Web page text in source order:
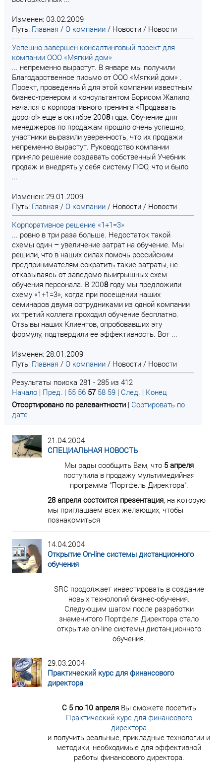
Изменен: 03.02.2009
Путь: Главная / О компании / Новости / Новости
Успешно завершен консалтинговый проект для
компании ООО «Мягкий дом»
... непременно вырастут. В январе мы получили
Благодарственное письмо от ООО «Мягкий дом» .
Проект, проведенный для этой компании известным
бизнес-тренером и консультантом Борисом Жалило,
начался с корпоративного тренинга «Продавать
дорого!» еще в октябре 2008года. Обучение для
менеджеров по продажам прошло очень успешно,
участники выразили уверенность, что их продажи
непременно вырастут. Руководство компании
приняло решение создавать собственный Учебник
продаж и внедрять у себя систему ПФО, что и было
...
Изменен: 29.01.2009
Путь: Главная / О компании / Новости / Новости
Корпоративное решение «1+1=3»
... ровно в три раза больше. Недостаток такой
схемы один – увеличение затрат на обучение. Мы
решили, что в наших силах помочь российским
предпринимателям сократить такие затраты, не
отказываясь от заведомо выигрышных схем
обучения персонала. В 2008году мы предложили
схему «1+1=3», когда при посещении наших
семинаров двумя сотрудниками из одной компании
их третий коллега проходил обучение бесплатно.
Отзывы наших Клиентов, опробовавших эту
формулу, подтвердили ее эффективность. Вот ...
Изменен: 28.01.2009
Путь: Главная / О компании / Новости / Новости
Результаты поиска 281 - 285 из 412
Начало | Пред. | 55 56 57 58 59 | След. | Конец
Отсортировано по релевантности | Сортировать по
дате
21.04.2004
СПЕЦИАЛЬНАЯ НОВОСТЬ
Мы рады сообщить Вам, что 5 апреля
поступила в продажу мультимедийная
программа "Портфель Директора".
28 апреля состоится презентация, на которую
мы приглашаем всех желающих, чтобы
познакомиться
14.04.2004
Открытие On-line системы дистанционного
обучения
SRC продолжает инвестировать в создание
новых технологий бизнес-обучения.
Следующим шагом после разработки
знаменитого Портфеля Директора стало
открытие on-line системы дистанционного
обучения.
29.03.2004
Практический курс для финансового
директора
С 5 по 10 апреляВы сможете посетить
Практический курс для финансового
директора
и получить реальные, прикладные технологии и
методики, необходимые для эффективной
работы финансового директора.